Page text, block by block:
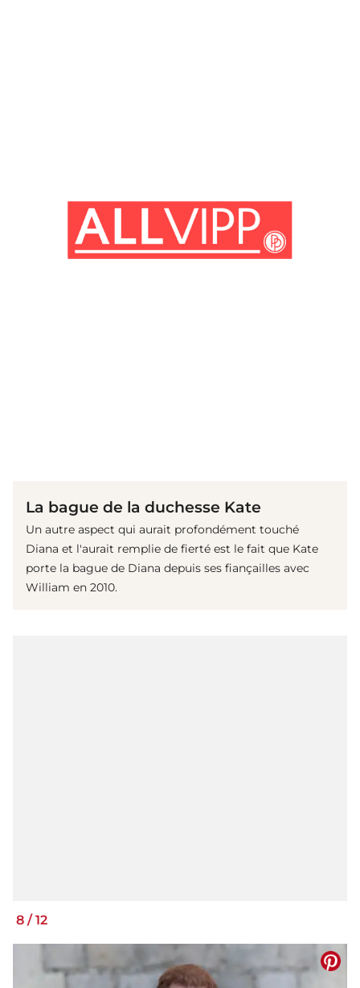
La bague de la duchesse Kate
Un autre aspect qui aurait profondément touché
Diana et l'aurait remplie de fierté est le fait que Kate
porte la bague de Diana depuis ses fiançailles avec
William en 2010.
8 /12